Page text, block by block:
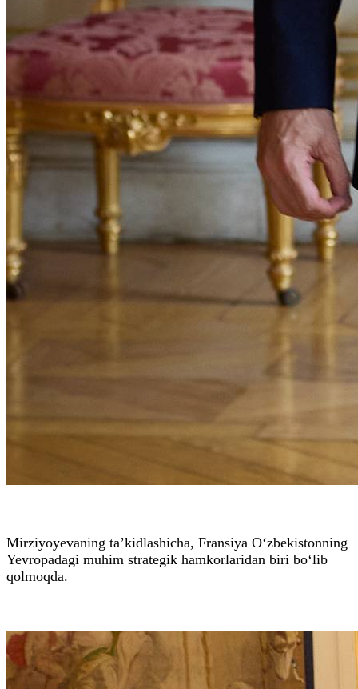
Mirziyoyevaning ta’kidlashicha, Fransiya O‘zbekistonning
Yevropadagi muhim strategik hamkorlaridan biri bo‘lib
qolmoqda.